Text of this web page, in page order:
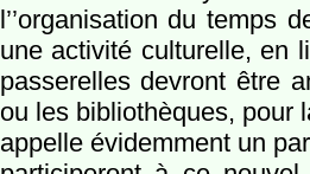
l’’organisation du temps
une activité culturelle, en
passerelles devront être
ou les bibliothèques, pour
appelle évidemment un